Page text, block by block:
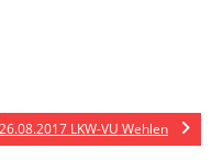
26.08.2017 LKW-VU Wehlen